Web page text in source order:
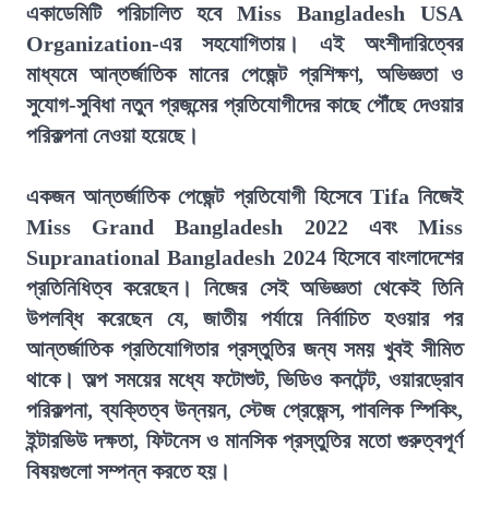
একাডেমিটি পরিচালিত হবে Miss Bangladesh USA
Organization-এর সহযোগিতায়। এই অংশীদারিত্বের
মাধ্যমে আন্তর্জাতিক মানের পেজেন্ট প্রশিক্ষণ, অভিজ্ঞতা ও
সুযোগ-সুবিধা নতুন প্রজন্মের প্রতিযোগীদের কাছে পৌঁছে দেওয়ার
পরিকল্পনা নেওয়া হয়েছে।
একজন আন্তর্জাতিক পেজেন্ট প্রতিযোগী হিসেবে Tifa নিজেই
Miss Grand Bangladesh 2022 এবং Miss
Supranational Bangladesh 2024 হিসেবে বাংলাদেশের
প্রতিনিধিত্ব করেছেন। নিজের সেই অভিজ্ঞতা থেকেই তিনি
উপলব্ধি করেছেন যে, জাতীয় পর্যায়ে নির্বাচিত হওয়ার পর
আন্তর্জাতিক প্রতিযোগিতার প্রস্তুতির জন্য সময় খুবই সীমিত
থাকে। অল্প সময়ের মধ্যে ফটোশুট, ভিডিও কনটেন্ট, ওয়ারড্রোব
পরিকল্পনা, ব্যক্তিত্ব উন্নয়ন, স্টেজ প্রেজেন্স, পাবলিক স্পিকিং,
ইন্টারভিউ দক্ষতা, ফিটনেস ও মানসিক প্রস্তুতির মতো গুরুত্বপূর্ণ
বিষয়গুলো সম্পন্ন করতে হয়।